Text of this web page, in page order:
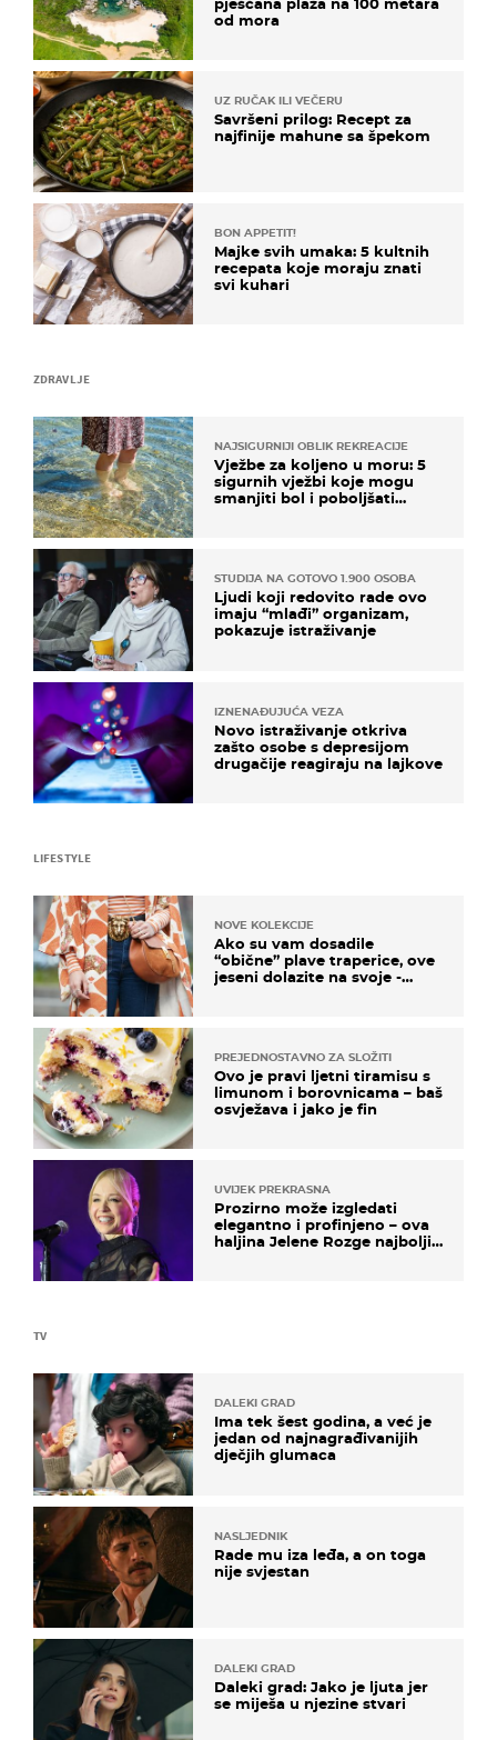
ZDRAVLJE
NAJSIGURNIJI OBLIK REKREACIJE
Vježbe za koljeno u moru: 5
sigurnih vježbi koje mogu
smanjiti bol i poboljšati
STUDIJA NA GOTOVO 1.900 OSOBA
Ljudi koji redovito rade ovo
imaju “mlađi” organizam,
pokazuje istraživanje
IZNENAĐUJUĆA VEZA
Novo istraživanje otkriva
zašto osobe s depresijom
drugačije reagiraju na lajkove
TV
DALEKI GRAD
Ima tek šest godina, a već je
jedan od najnagrađivanijih
dječjih glumaca
NASLJEDNIK
Rade mu iza leđa, a on toga
nije svjestan
DALEKI GRAD
Daleki grad: Jako je ljuta jer
se miješa u njezine stvari
od mora
UZ RUČAK ILI VEČERU
Savršeni prilog: Recept za
najfinije mahune sa špekom
BON APPETIT!
Majke svih umaka: 5 kultnih
recepata koje moraju znati
svi kuhari
LIFESTYLE
NOVE KOLEKCIJE
Ako su vam dosadile
“obične” plave traperice, ove
jeseni dolazite na svoje -
PREJEDNOSTAVNO ZA SLOŽITI
Ovo je pravi ljetni tiramisu s
limunom i borovnicama – baš
osvježava i jako je fin
UVIJEK PREKRASNA
Prozirno može izgledati
elegantno i profinjeno – ova
haljina Jelene Rozge najbolji